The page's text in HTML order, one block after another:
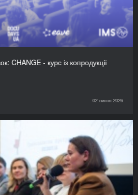
CHANGE - курс із копродукції
02 липня 2026